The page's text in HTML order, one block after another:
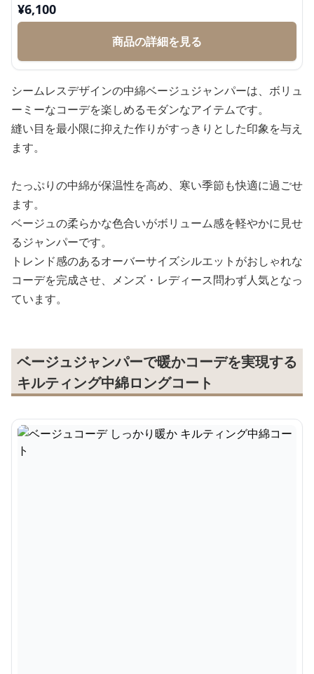
¥6,100
商品の詳細を見る
シームレスデザインの中綿ベージュジャンパーは、ボリュ
ーミーなコーデを楽しめるモダンなアイテムです。
縫い目を最小限に抑えた作りがすっきりとした印象を与え
ます。
たっぷりの中綿が保温性を高め、寒い季節も快適に過ごせ
ます。
ベージュの柔らかな色合いがボリューム感を軽やかに見せ
るジャンパーです。
トレンド感のあるオーバーサイズシルエットがおしゃれな
コーデを完成させ、メンズ・レディース問わず人気となっ
ています。
ベージュジャンパーで暖かコーデを実現する
キルティング中綿ロングコート